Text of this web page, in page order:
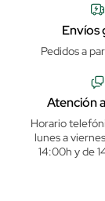
Envíos
Pedidos a
Atención
Horario
lunes a
14:00h y de